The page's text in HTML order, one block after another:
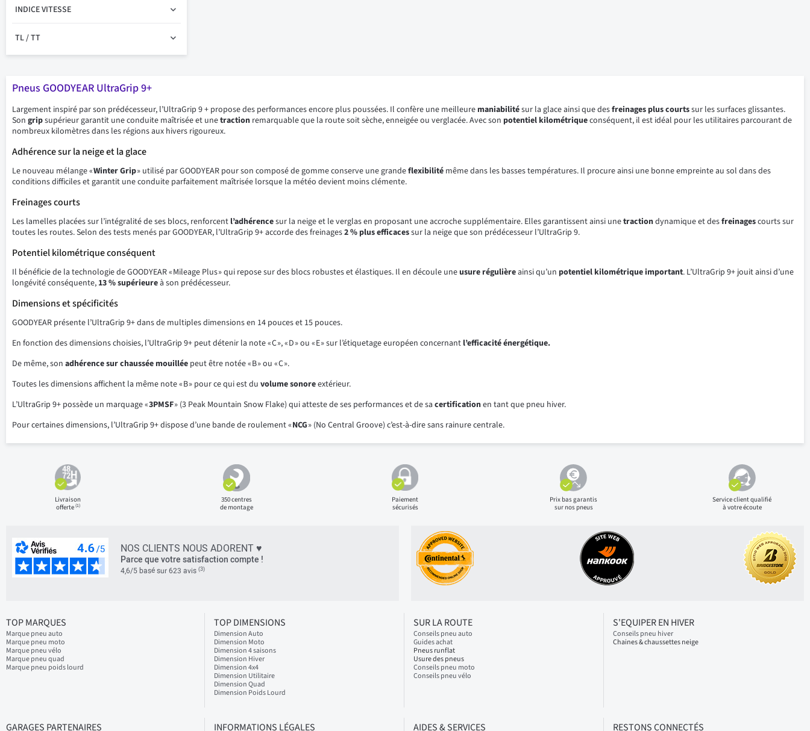
INDICE VITESSE
TL / TT
Pneus GOODYEAR UltraGrip 9+
Largement inspiré par son prédécesseur, l’UltraGrip 9 + propose des performances encore plus poussées. Il confère une meilleure maniabilitésur la glace ainsi que desfreinages plus courtssur les surfaces glissantes.
Son gripsupérieur garantit une conduite maîtrisée et unetraction remarquable que la route soit sèche, enneigée ou verglacée. Avec son potentiel kilométriqueconséquent, il est idéal pour les utilitaires parcourant de
nombreux kilomètres dans les régions aux hivers rigoureux.
Adhérence sur la neige et la glace
Le nouveau mélange «Winter Grip» utilisé par GOODYEAR pour son composé de gomme conserve une grandeflexibilité même dans les basses températures. Il procure ainsi une bonne empreinte au sol dans des
conditions difficiles et garantit une conduite parfaitement maîtrisée lorsque la météo devient moins clémente.
Freinages courts
Les lamelles placées sur l’intégralité de ses blocs, renforcent l’adhérencesur la neige et le verglas en proposant une accroche supplémentaire. Elles garantissent ainsi unetractiondynamique et desfreinagescourts sur
toutes les routes. Selon des tests menés par GOODYEAR, l’UltraGrip 9+ accorde des freinages2 % plus efficacessur la neige que son prédécesseur l’UltraGrip 9.
Potentiel kilométrique conséquent
Il bénéficie de la technologie de GOODYEAR « Mileage Plus » qui repose sur des blocs robustes et élastiques. Il en découle uneusure régulièreainsi qu’un potentiel kilométrique important. L’UltraGrip 9+ jouit ainsi d’une
longévité conséquente, 13 % supérieureà son prédécesseur.
Dimensions et spécificités
GOODYEAR présente l’UltraGrip 9+ dans de multiples dimensions en 14 pouces et 15 pouces.
En fonction des dimensions choisies, l’UltraGrip 9+ peut détenir la note « C », « D » ou « E » sur l’étiquetage européen concernant l’efficacité énergétique.
De même, son adhérence sur chaussée mouillée peut être notée « B » ou « C ».
Toutes les dimensions affichent la même note « B » pour ce qui est du volume sonoreextérieur.
L’UltraGrip 9+ possède un marquage «3PMSF» (3 Peak Mountain Snow Flake) qui atteste de ses performances et de sa certificationen tant que pneu hiver.
Pour certaines dimensions, l’UltraGrip 9+ dispose d’une bande de roulement «NCG» (No Central Groove) c’est-à-dire sans rainure centrale.
Livraison
offerte(1)
350 centres
de montage
Paiement
sécurisés
Prix basgarantis
sur nos pneus
Service client qualifié
à votre écoute
NOS CLIENTS NOUS ADORENT ♥
Parce que votre satisfaction compte !
4,6/5 basé sur 623 avis (3)
TOP MARQUES
Marque pneu auto
Marque pneu moto
Marque pneu vélo
Marque pneu quad
Marque pneu poids lourd
TOP DIMENSIONS
Dimension Auto
Dimension Moto
Dimension 4 saisons
Dimension Hiver
Dimension 4x4
Dimension Utilitaire
Dimension Quad
Dimension Poids Lourd
SUR LA ROUTE
Conseils pneu auto
Guides achat
Pneus runflat
Usure des pneus
Conseils pneu moto
Conseils pneu vélo
S'EQUIPER EN HIVER
Conseils pneu hiver
Chaines & chaussettes neige
GARAGES PARTENAIRES INFORMATIONS LÉGALES AIDES & SERVICES RESTONS CONNECTÉS